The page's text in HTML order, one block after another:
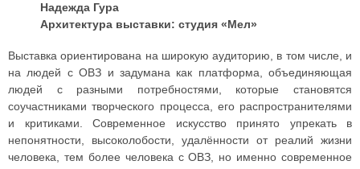
Надежда Гура
Архитектура выставки: студия «Мел»
Выставка ориентирована на широкую аудиторию, в том числе, и
на людей с ОВЗ и задумана как платформа, объединяющая
людей с разными потребностями, которые становятся
соучастниками творческого процесса, его распространителями
и критиками. Современное искусство принято упрекать в
непонятности, высоколобости, удалённости от реалий жизни
человека, тем более человека с ОВЗ, но именно современное